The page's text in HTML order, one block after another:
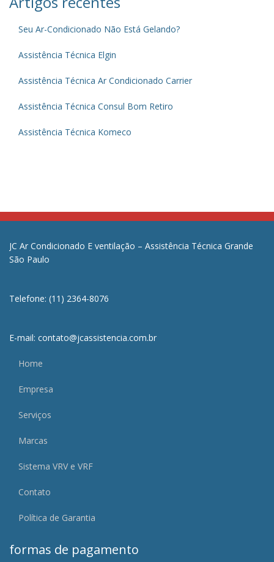
Seu Ar-Condicionado Não Está Gelando?
Assistência Técnica Elgin
Assistência Técnica Ar Condicionado Carrier
Assistência Técnica Consul Bom Retiro
Assistência Técnica Komeco
JC Ar Condicionado E ventilação – Assistência Técnica Grande
São Paulo
Telefone: (11) 2364-8076
E-mail: contato@jcassistencia.com.br
Home
Empresa
Serviços
Marcas
Sistema VRV e VRF
Contato
Política de Garantia
formas de pagamento